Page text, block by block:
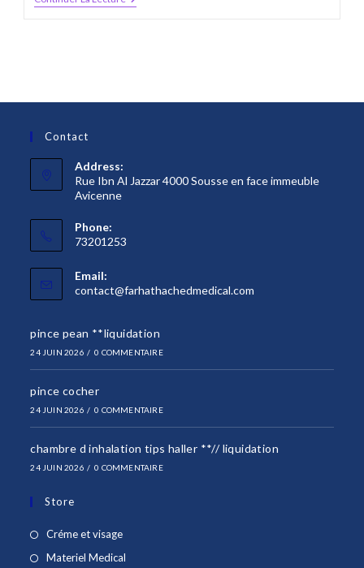
Adipiscing
Contact
Address:
Rue Ibn Al Jazzar 4000 Sousse en face immeuble
Avicenne
Phone:
73201253
Email:
contact@farhathachedmedical.com
pince pean **liquidation
24 JUIN 2026 / 0 COMMENTAIRE
pince cocher
24 JUIN 2026 / 0 COMMENTAIRE
chambre d inhalation tips haller **// liquidation
24 JUIN 2026 / 0 COMMENTAIRE
Store
Créme et visageS’ouvre
dans
Materiel Medical